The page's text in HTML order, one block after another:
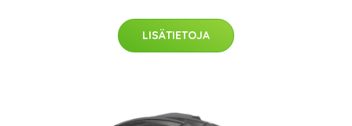
LISÄTIETOJA